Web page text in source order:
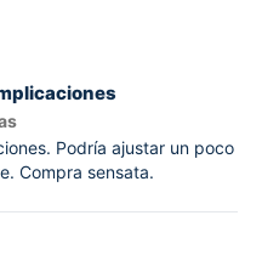
Podría ajustar un poco
Compra sensata.